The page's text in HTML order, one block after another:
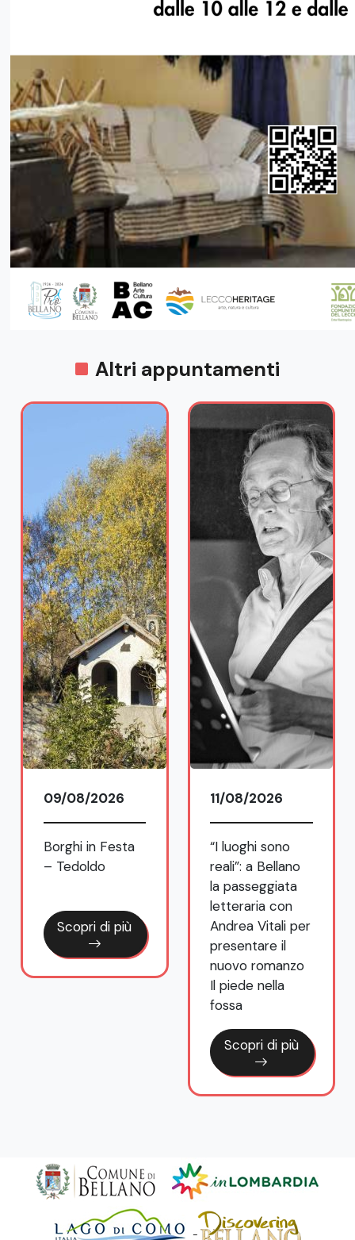
Altri appuntamenti
11/08/2026
“I luoghi sono
reali”: a Bellano
Andrea Vitali per
presentare il
12/08/2026
Muggiasca Day
2026
Scopri di più